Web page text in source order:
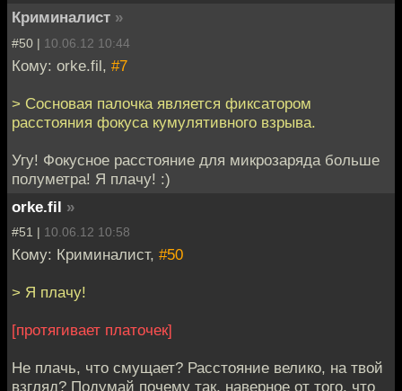
Криминалист »
#50 | 10.06.12 10:44
Кому: orke.fil, #7
> Сосновая палочка является фиксатором
расстояния фокуса кумулятивного взрыва.
Угу! Фокусное расстояние для микрозаряда больше
полуметра! Я плачу! :)
orke.fil »
#51 | 10.06.12 10:58
Кому: Криминалист, #50
> Я плачу!
[протягивает платочек]
Не плачь, что смущает? Расстояние велико, на твой
взгляд? Подумай почему так, наверное от того, что